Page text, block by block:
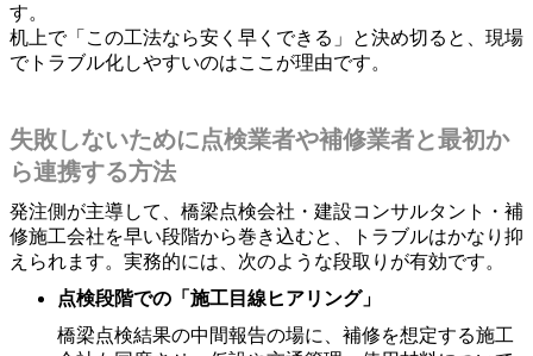
す。
机上で「この工法なら安く早くできる」と決め切ると、現場
でトラブル化しやすいのはここが理由です。
失敗しないために点検業者や補修業者と最初か
ら連携する方法
発注側が主導して、橋梁点検会社・建設コンサルタント・補
修施工会社を早い段階から巻き込むと、トラブルはかなり抑
えられます。実務的には、次のような段取りが有効です。
点検段階での「施工目線ヒアリング」
橋梁点検結果の中間報告の場に、補修を想定する施工